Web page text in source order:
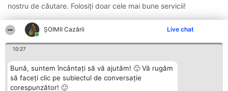
ȘOIMII Cazării Live chat
10:27
Bună, suntem încântați să vă ajutăm! 🙂 Vă rugăm
să faceți clic pe subiectul de conversație
corespunzător! 🙂
nostru de căutare. Folosiți doar cele mai bune servicii!